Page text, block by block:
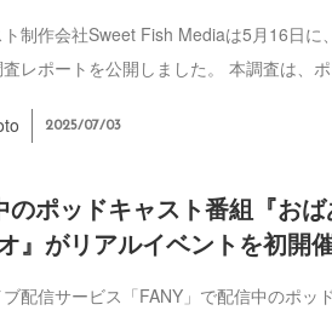
制作会社Sweet Fish Mediaは5月16日に
レポートを公開しました。 本調査は、
2025/07/03
のポッドキャスト番組『お
』がリアルイベントを初開
配信サービス「FANY」で配信中のポッ